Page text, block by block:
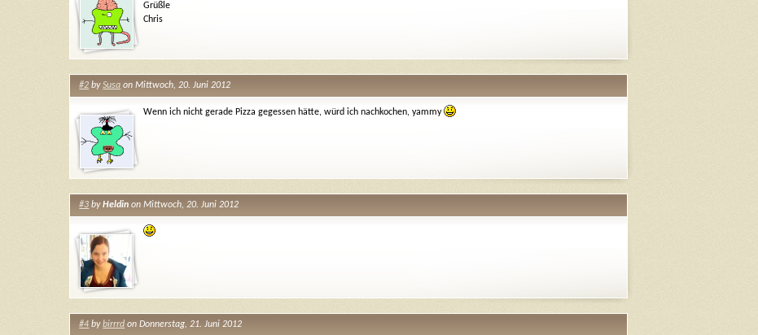
Grüßle
Chris
#2 bySusa on Mittwoch, 20. Juni 2012
Wenn ich nicht gerade Pizza gegessen hätte, würd ich nachkochen, yammy
#3 byHeldin on Mittwoch, 20. Juni 2012
#4 bybirrrd on Donnerstag, 21. Juni 2012